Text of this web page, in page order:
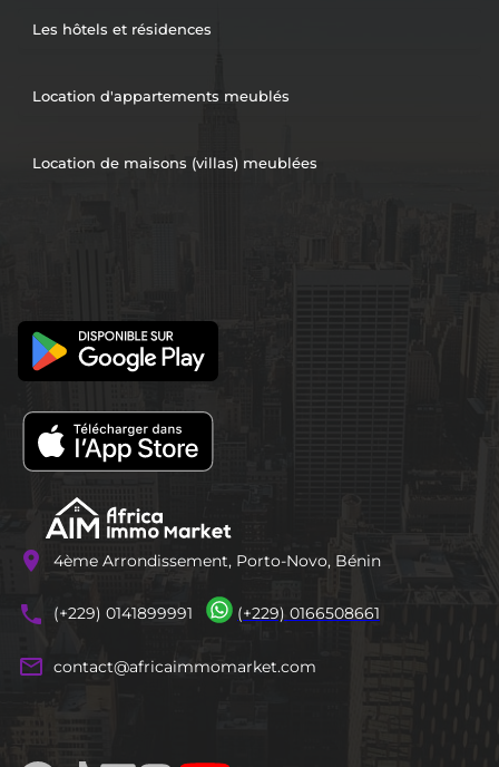
Les hôtels et résidences
Location d'appartements meublés
Location de maisons (villas) meublées
location_on 4ème Arrondissement, Porto-Novo, Bénin
phones(+229) 0141899991 (+229) 0166508661
mail_outline contact@africaimmomarket.com